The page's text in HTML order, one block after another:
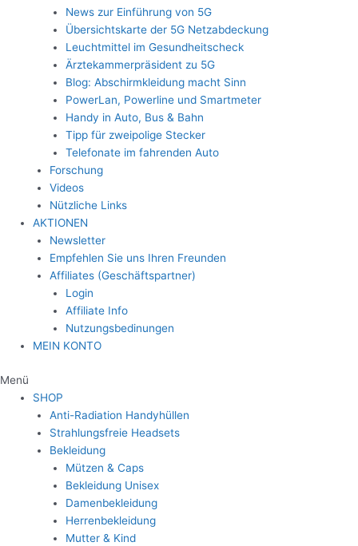
News zur Einführung von 5G
Übersichtskarte der 5G Netzabdeckung
Leuchtmittel im Gesundheitscheck
Ärztekammerpräsident zu 5G
Blog: Abschirmkleidung macht Sinn
PowerLan, Powerline und Smartmeter
Handy in Auto, Bus & Bahn
Tipp für zweipolige Stecker
Telefonate im fahrenden Auto
Forschung
Videos
Nützliche Links
AKTIONEN
Newsletter
Empfehlen Sie uns Ihren Freunden
Affiliates (Geschäftspartner)
Login
Affiliate Info
Nutzungsbedinungen
MEIN KONTO
Menü
SHOP
Anti-Radiation Handyhüllen
Strahlungsfreie Headsets
Bekleidung
Mützen & Caps
Bekleidung Unisex
Damenbekleidung
Herrenbekleidung
Mutter & Kind